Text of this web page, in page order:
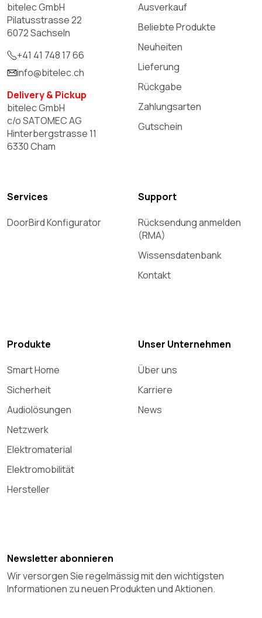
bitelec GmbH
Pilatusstrasse 22
6072 Sachseln
+41 41 748 17 66
info@bitelec.ch
Delivery & Pickup
bitelec GmbH
c/o SATOMEC AG
Hinterbergstrasse 11
6330 Cham
Ausverkauf
Beliebte Produkte
Neuheiten
Lieferung
Rückgabe
Zahlungsarten
Gutschein
Services
DoorBird Konfigurator
Support
Rücksendung anmelden
(RMA)
Wissensdatenbank
Kontakt
Produkte
Smart Home
Sicherheit
Audiolösungen
Netzwerk
Elektromaterial
Elektromobilität
Hersteller
Unser Unternehmen
Über uns
Karriere
News
Newsletter abonnieren
Wir versorgen Sie regelmässig mit den wichtigsten
Informationen zu neuen Produkten und Aktionen.